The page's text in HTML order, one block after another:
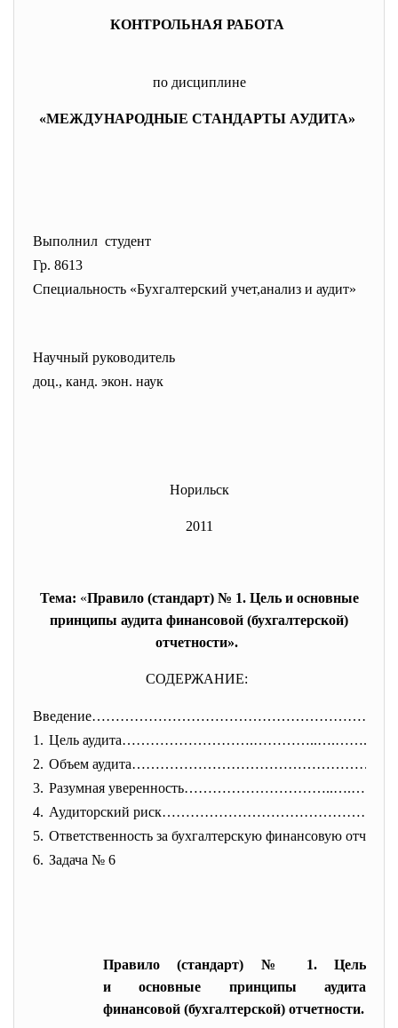
КОНТРОЛЬНАЯ РАБОТА
по дисциплине
«МЕЖДУНАРОДНЫЕ СТАНДАРТЫ АУДИТА»
Выполнил студент
Гр. 8613
Специальность «Бухгалтерский учет,анализ и аудит»
Научный руководитель
доц., канд. экон. наук
Норильск
2011
Тема: «Правило (стандарт) № 1. Цель и основные
принципы аудита финансовой (бухгалтерской)
отчетности».
СОДЕРЖАНИЕ:
Введение…………………………………………………….…
1. Цель аудита……………………….…………..….…
2. Объем
3. Разумная уверенность…………………………
4. Аудиторский
5. Ответственность за бухгалтерскую финансовую
6. Задача № 6
Правило (стандарт) № 1. Цель
и основные принципы аудита
финансовой (бухгалтерской) отчетности.